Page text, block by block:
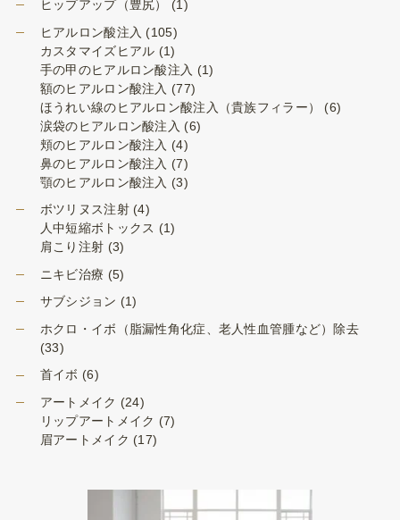
ヒップアップ（豊尻）
(1)
ヒアルロン酸注入 (105)
カスタマイズヒアル (1)
手の甲のヒアルロン酸注入 (1)
額のヒアルロン酸注入 (77)
ほうれい線のヒアルロン酸注入（貴族フィラー）
(6)
涙袋のヒアルロン酸注入 (6)
頬のヒアルロン酸注入 (4)
鼻のヒアルロン酸注入 (7)
顎のヒアルロン酸注入 (3)
ボツリヌス注射(4)
人中短縮ボトックス (1)
肩こり注射 (3)
ニキビ治療 (5)
サブシジョン (1)
ホクロ・イボ（脂漏性角化症、老人性血管腫など）除去
(33)
首イボ (6)
アートメイク (24)
リップアートメイク (7)
眉アートメイク (17)